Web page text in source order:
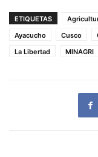
ETIQUETAS
Ayacucho
Cusco
La Libertad
MINAGRI